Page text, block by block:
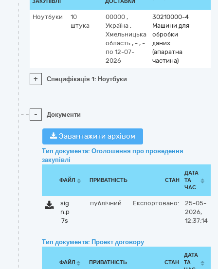
Ноутбуки
10
штука
00000 ,
Україна ,
Хмельницька
область , - , -
по 12-07-
2026
30210000-4
Машини для
обробки
даних
(апаратна
частина)
+ Специфікація 1: Ноутбуки
- Документи
Завантажити архівом
Тип документа: Оголошення про проведення
закупівлі
ФАЙЛ ПРИВАТНІСТЬ СТАН
ДАТА
ТА
ЧАС
sig
n.p
7s
публічний Експортовано:
25-05-
2026,
12:37:14
Тип документа: Проект договору
ФАЙЛ ПРИВАТНІСТЬ СТАН
ДАТА
ТА